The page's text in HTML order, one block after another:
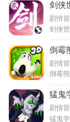
剑侠
剧情
倒霉
剧情
猛鬼
剧情